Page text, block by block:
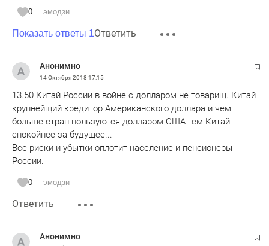
0 эмодзи
Показать ответы 1Ответить
Анонимно
14 Октября 2018 17:15
13.50 Китай России в войне с долларом не товарищ. Китай
крупнейщий кредитор Американского доллара и чем
больше стран пользуются долларом США тем Китай
спокойнее за будущее...
Все риски и убытки оплотит население и пенсионеры
России.
0 эмодзи
Ответить
Анонимно